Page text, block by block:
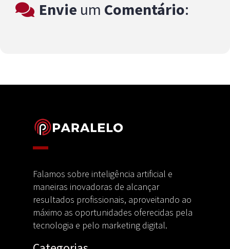
Envie um Comentário:
Falamos sobre inteligência artificial e
maneiras inovadoras de alcançar
resultados profissionais, aproveitando ao
máximo as oportunidades oferecidas pela
tecnologia e pelo marketing digital.